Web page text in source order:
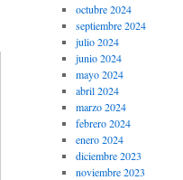
octubre 2024
septiembre 2024
julio 2024
junio 2024
mayo 2024
abril 2024
marzo 2024
febrero 2024
enero 2024
diciembre 2023
noviembre 2023